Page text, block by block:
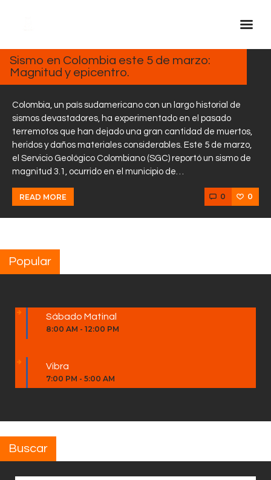
Inicio Real FM
En Vivo
Descarga La APP
Programas
Noticias
Equipo
Sobre Nosotros
5, 2025
Sismo en Colombia este 5 de marzo:
Magnitud y epicentro.
Colombia, un país sudamericano con un largo historial de
sismos devastadores, ha experimentado en el pasado
terremotos que han dejado una gran cantidad de muertos,
heridos y daños materiales considerables. Este 5 de marzo,
el Servicio Geológico Colombiano (SGC) reportó un sismo de
magnitud 3.1, ocurrido en el municipio de…
READ MORE 0 0
Popular
Sábado Matinal
8:00 AM - 12:00 PM
Vibra
7:00 PM - 5:00 AM
Buscar